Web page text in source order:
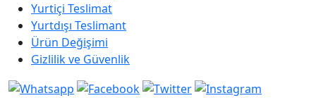
Yurtiçi Teslimat
Yurtdışı Teslimant
Ürün Değişimi
Gizlilik ve Güvenlik